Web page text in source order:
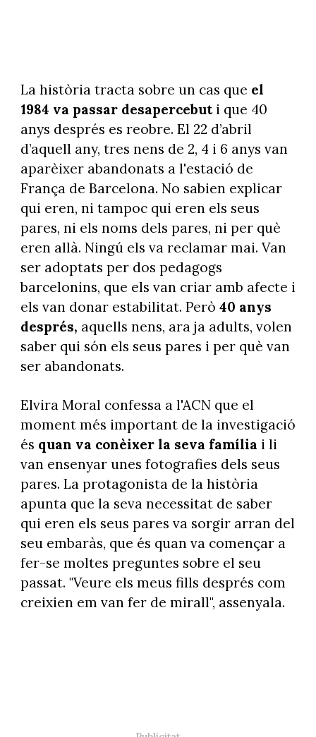
La història tracta sobre un cas que el
1984 va passar desapercebuti que 40
anys després es reobre. El 22 d’abril
d’aquell any, tres nens de 2, 4 i 6 anys van
aparèixer abandonats a l'estació de
França de Barcelona. No sabien explicar
qui eren, ni tampoc qui eren els seus
pares, ni els noms dels pares, ni per què
eren allà. Ningú els va reclamar mai. Van
ser adoptats per dos pedagogs
barcelonins, que els van criar amb afecte i
els van donar estabilitat. Però 40 anys
després, aquells nens, ara ja adults, volen
saber qui són els seus pares i per què van
ser abandonats.
Elvira Moral confessa a l'ACN que el
moment més important de la investigació
és quan va conèixer la seva família i li
van ensenyar unes fotografies dels seus
pares. La protagonista de la història
apunta que la seva necessitat de saber
qui eren els seus pares va sorgir arran del
seu embaràs, que és quan va començar a
fer-se moltes preguntes sobre el seu
passat. "Veure els meus fills després com
creixien em van fer de mirall", assenyala.